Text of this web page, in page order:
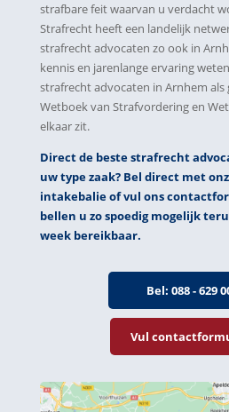
strafbare feit waarvan u verdacht
Strafrecht heeft een landelijk
strafrecht advocaten zo ook in
kennis en jarenlange ervaring
strafrecht advocaten in Arnhem als
Wetboek van Strafvordering en
elkaar zit.
Direct de beste strafrecht
uw type zaak? Bel directmet
intakebalie of vul ons
bellen u zo spoedig mogelijk
week bereikbaar.
Bel: 088 - 629
Vul